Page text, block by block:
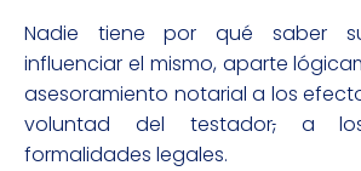
Nadie tiene por qué saber
influenciar el mismo, aparte
asesoramiento notarial a los
voluntad del testador,a los
formalidades legales.